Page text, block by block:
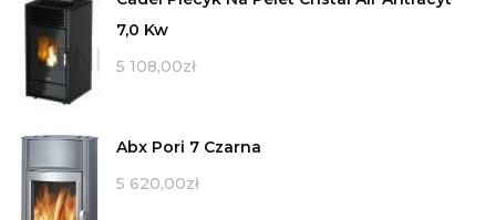
7,0 Kw
5 108,00zł
Abx Pori 7 Czarna
5 620,00zł